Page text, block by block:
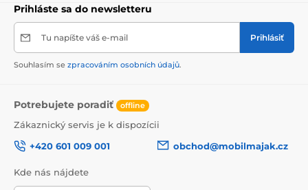
Prihláste sa do newsletteru
Tu napíšte váš e-mail Prihlásiť
Souhlasím se zpracováním osobních údajů.
Potrebujete poradiť offline
Zákaznický servis je k dispozícii
+420 601 009 001
obchod@mobilmajak.cz
Kde nás nájdete